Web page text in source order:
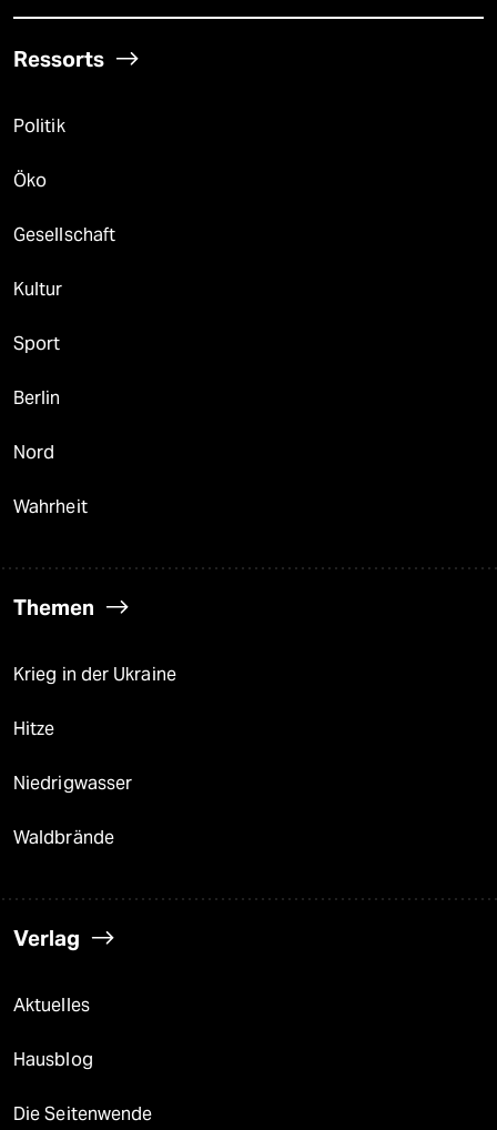
Ressorts
Politik
Öko
Gesellschaft
Kultur
Sport
Berlin
Nord
Wahrheit
Themen
Krieg in der Ukraine
Hitze
Niedrigwasser
Waldbrände
Verlag
Aktuelles
Hausblog
Die Seitenwende